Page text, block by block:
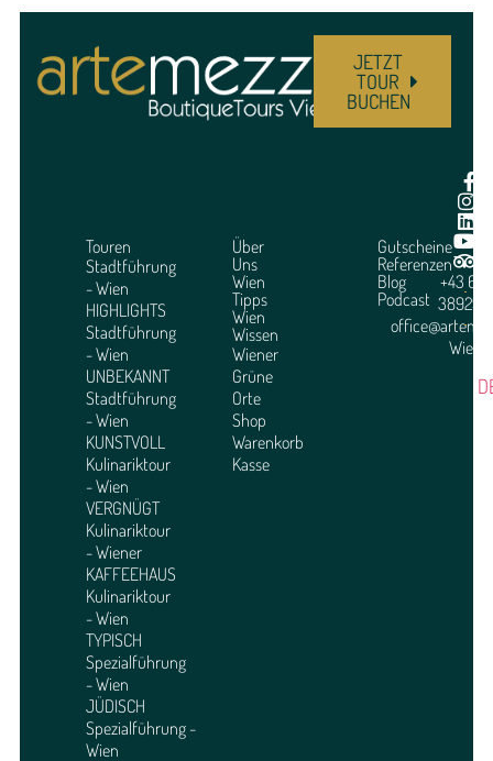
JETZT
TOUR
BUCHEN
Touren
Stadtführung
- Wien
HIGHLIGHTS
Stadtführung
- Wien
UNBEKANNT
Stadtführung
- Wien
KUNSTVOLL
Kulinariktour
- Wien
VERGNÜGT
Kulinariktour
- Wiener
KAFFEEHAUS
Kulinariktour
- Wien
TYPISCH
Spezialführung
- Wien
JÜDISCH
Spezialführung -
Wien
Über
Uns
Wien
Tipps
Wien
Wissen
Wiener
Grüne
Orte
Shop
Warenkorb
Kasse
Gutscheine
Referenzen
Blog
Podcast
+43 664
3892951
Wien